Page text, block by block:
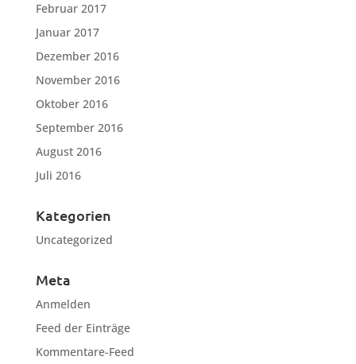
Februar 2017
Januar 2017
Dezember 2016
November 2016
Oktober 2016
September 2016
August 2016
Juli 2016
Kategorien
Uncategorized
Meta
Anmelden
Feed der Einträge
Kommentare-Feed